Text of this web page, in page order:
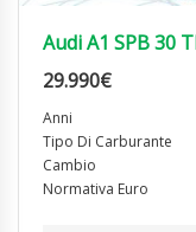
Audi A1 SPB 30
29.990€
Anni
Tipo Di Carburante
Cambio
Normativa Euro